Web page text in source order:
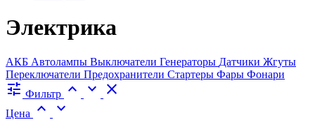
Электрика
АКБ Автолампы Выключатели Генераторы Датчики Жгуты
Переключатели Предохранители Стартеры Фары Фонари
tune Фильтр expand_less expand_more close
Цена expand_less expand_more